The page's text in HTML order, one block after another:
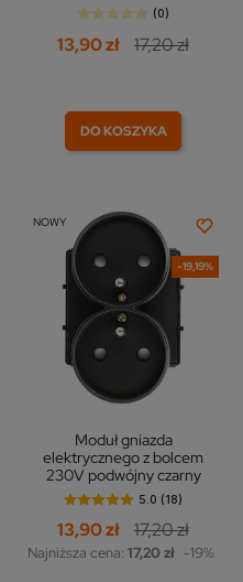
(0)
13,90 zł 17,20 zł
DO KOSZYKA
-19,19%
NOWY
Moduł gniazda
elektrycznego z bolcem
230V podwójny czarny
5.0 (18)
13,90 zł 17,20 zł
Najniższa cena: 17,20 zł -19%